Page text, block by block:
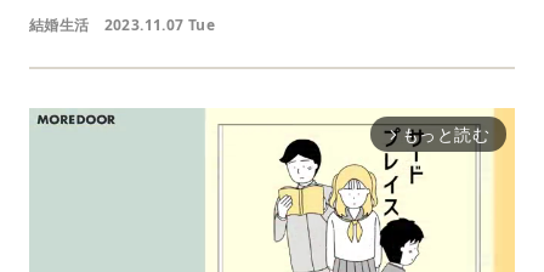
結婚生活 2023.11.07 Tue
arrow_forward_ios もっと読む